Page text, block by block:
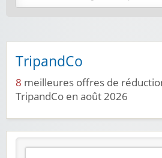
TripandCo
8 meilleures offres de
TripandCo en août 2026